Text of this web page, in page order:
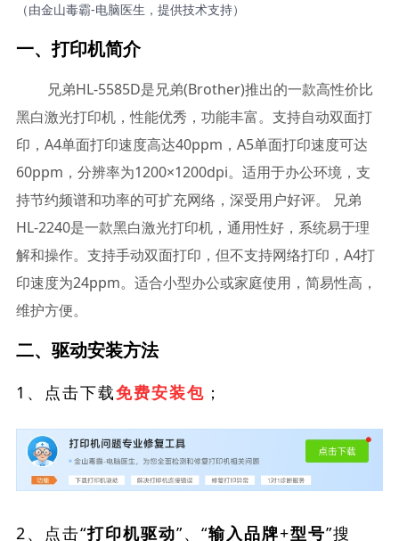
（由金山毒霸-电脑医生，提供技术支持）
一、打印机简介
兄弟HL-5585D是兄弟(Brother)推出的一款高性价比
黑白激光打印机，性能优秀，功能丰富。支持自动双面打
印，A4单面打印速度高达40ppm，A5单面打印速度可达
60ppm，分辨率为1200×1200dpi。适用于办公环境，支
持节约频谱和功率的可扩充网络，深受用户好评。 兄弟
HL-2240是一款黑白激光打印机，通用性好，系统易于理
解和操作。支持手动双面打印，但不支持网络打印，A4打
印速度为24ppm。适合小型办公或家庭使用，简易性高，
维护方便。
二、驱动安装方法
1、点击下载免费安装包 ；
2、点击“打印机驱动”、“输入品牌+型号”搜